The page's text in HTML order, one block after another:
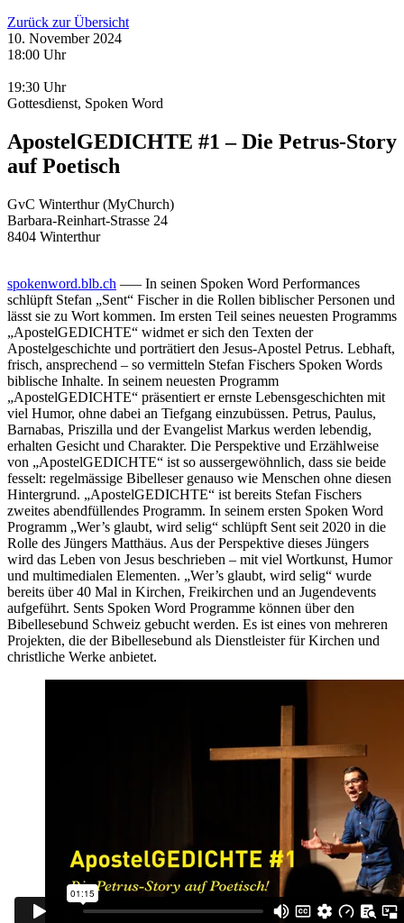
Zurück zur Übersicht
10. November 2024
18:00 Uhr
19:30 Uhr
Gottesdienst, Spoken Word
ApostelGEDICHTE #1 – Die Petrus-Story
auf Poetisch
GvC Winterthur (MyChurch)
Barbara-Reinhart-Strasse 24
8404 Winterthur
spokenword.blb.ch —– In seinen Spoken Word Performances
schlüpft Stefan „Sent“ Fischer in die Rollen biblischer Personen und
lässt sie zu Wort kommen. Im ersten Teil seines neuesten Programms
„ApostelGEDICHTE“ widmet er sich den Texten der
Apostelgeschichte und porträtiert den Jesus-Apostel Petrus. Lebhaft,
frisch, ansprechend – so vermitteln Stefan Fischers Spoken Words
biblische Inhalte. In seinem neuesten Programm
„ApostelGEDICHTE“ präsentiert er ernste Lebensgeschichten mit
viel Humor, ohne dabei an Tiefgang einzubüssen. Petrus, Paulus,
Barnabas, Priszilla und der Evangelist Markus werden lebendig,
erhalten Gesicht und Charakter. Die Perspektive und Erzählweise
von „ApostelGEDICHTE“ ist so aussergewöhnlich, dass sie beide
fesselt: regelmässige Bibelleser genauso wie Menschen ohne diesen
Hintergrund. „ApostelGEDICHTE“ ist bereits Stefan Fischers
zweites abendfüllendes Programm. In seinem ersten Spoken Word
Programm „Wer’s glaubt, wird selig“ schlüpft Sent seit 2020 in die
Rolle des Jüngers Matthäus. Aus der Perspektive dieses Jüngers
wird das Leben von Jesus beschrieben – mit viel Wortkunst, Humor
und multimedialen Elementen. „Wer’s glaubt, wird selig“ wurde
bereits über 40 Mal in Kirchen, Freikirchen und an Jugendevents
aufgeführt. Sents Spoken Word Programme können über den
Bibellesebund Schweiz gebucht werden. Es ist eines von mehreren
Projekten, die der Bibellesebund als Dienstleister für Kirchen und
christliche Werke anbietet.